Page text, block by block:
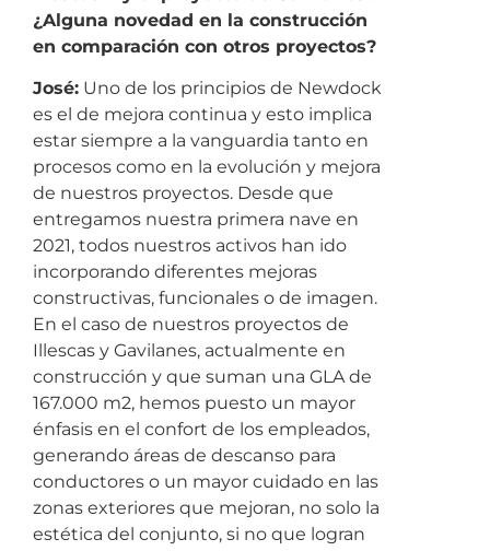
¿Alguna novedad en la construcción
en comparación con otros proyectos?
José: Uno de los principios de Newdock
es el de mejora continua y esto implica
estar siempre a la vanguardia tanto en
procesos como en la evolución y mejora
de nuestros proyectos. Desde que
entregamos nuestra primera nave en
2021, todos nuestros activos han ido
incorporando diferentes mejoras
constructivas, funcionales o de imagen.
En el caso de nuestros proyectos de
Illescas y Gavilanes, actualmente en
construcción y que suman una GLA de
167.000 m2, hemos puesto un mayor
énfasis en el confort de los empleados,
generando áreas de descanso para
conductores o un mayor cuidado en las
zonas exteriores que mejoran, no solo la
estética del conjunto, si no que logran